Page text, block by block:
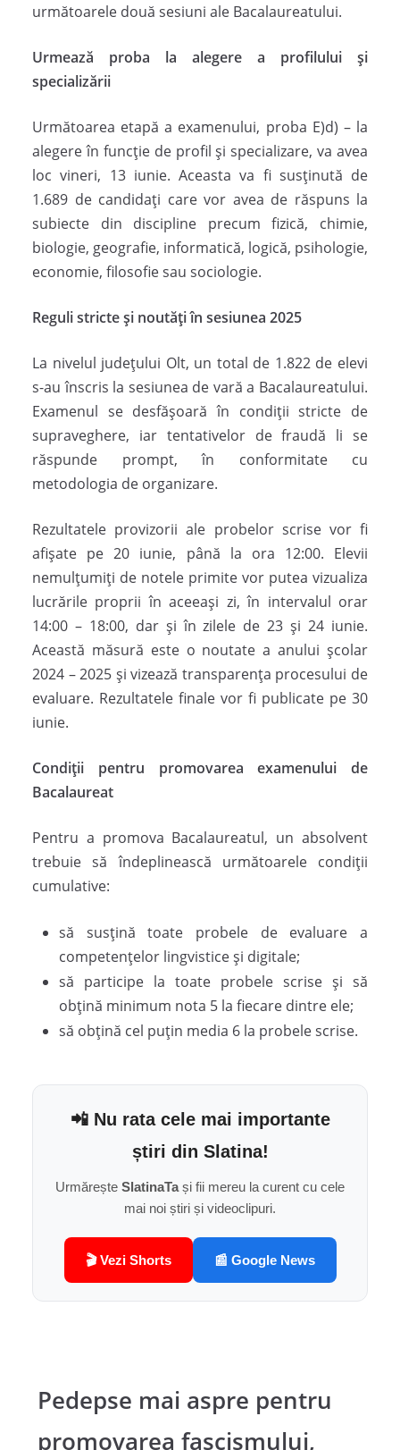
următoarele două sesiuni ale Bacalaureatului.
Urmează proba la alegere a profilului și
specializării
Următoarea etapă a examenului, proba E)d) – la
alegere în funcție de profil și specializare, va avea
loc vineri, 13 iunie. Aceasta va fi susținută de
1.689 de candidați care vor avea de răspuns la
subiecte din discipline precum fizică, chimie,
biologie, geografie, informatică, logică, psihologie,
economie, filosofie sau sociologie.
Reguli stricte și noutăți în sesiunea 2025
La nivelul județului Olt, un total de 1.822 de elevi
s-au înscris la sesiunea de vară a Bacalaureatului.
Examenul se desfășoară în condiții stricte de
supraveghere, iar tentativelor de fraudă li se
răspunde prompt, în conformitate cu
metodologia de organizare.
Rezultatele provizorii ale probelor scrise vor fi
afișate pe 20 iunie, până la ora 12:00. Elevii
nemulțumiți de notele primite vor putea vizualiza
lucrările proprii în aceeași zi, în intervalul orar
14:00 – 18:00, dar și în zilele de 23 și 24 iunie.
Această măsură este o noutate a anului școlar
2024 – 2025 și vizează transparența procesului de
evaluare. Rezultatele finale vor fi publicate pe 30
iunie.
Condiții pentru promovarea examenului de
Bacalaureat
Pentru a promova Bacalaureatul, un absolvent
trebuie să îndeplinească următoarele condiții
cumulative:
să susțină toate probele de evaluare a
competențelor lingvistice și digitale;
să participe la toate probele scrise și să
obțină minimum nota 5 la fiecare dintre ele;
să obțină cel puțin media 6 la probele scrise.
📲 Nu rata cele mai importante
știri din Slatina!
Urmărește SlatinaTași fii mereu la curent cu cele
mai noi știri și videoclipuri.
🎬 Vezi Shorts 📰 Google News
Pedepse mai aspre pentru
promovarea fascismului,